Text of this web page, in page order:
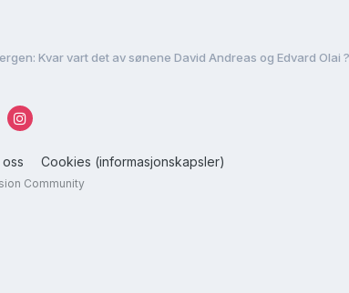
Kvar vart det av sønene David Andreas og Edvard Olai ?
Cookies (informasjonskapsler)
Community